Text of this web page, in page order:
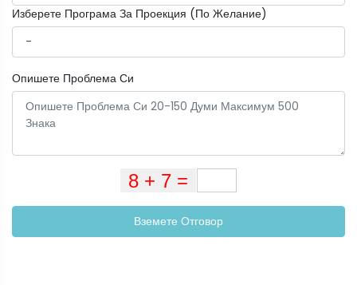
Изберете Програма За Проекция (По Желание)
Опишете Проблема Си
Вземете Отговор